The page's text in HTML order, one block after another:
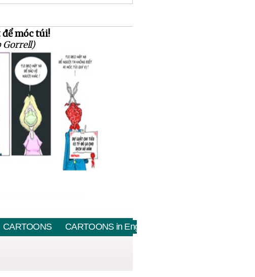
móc túi!
Gorrell)
CARTOONS CARTOONS in English